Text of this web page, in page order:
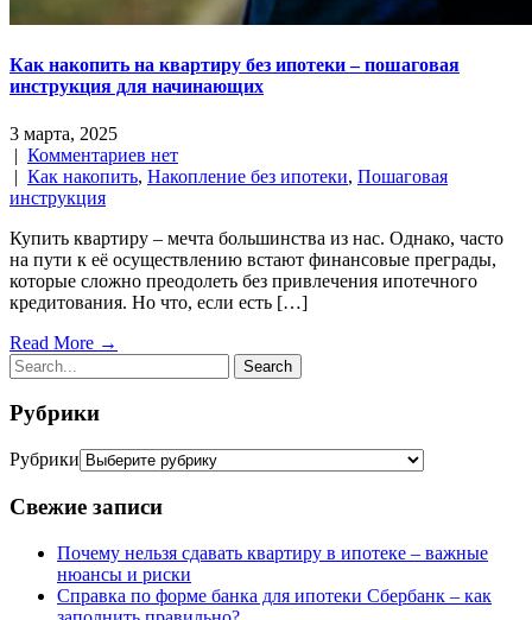
Как накопить на квартиру без ипотеки – пошаговая
инструкция для начинающих
3 марта, 2025
| Комментариев нет
| Как накопить, Накопление без ипотеки, Пошаговая
инструкция
Купить квартиру – мечта большинства из нас. Однако, часто
на пути к её осуществлению встают финансовые преграды,
которые сложно преодолеть без привлечения ипотечного
кредитования. Но что, если есть […]
Read More →
Рубрики
Рубрики
Свежие записи
Почему нельзя сдавать квартиру в ипотеке – важные
нюансы и риски
Справка по форме банка для ипотеки Сбербанк – как